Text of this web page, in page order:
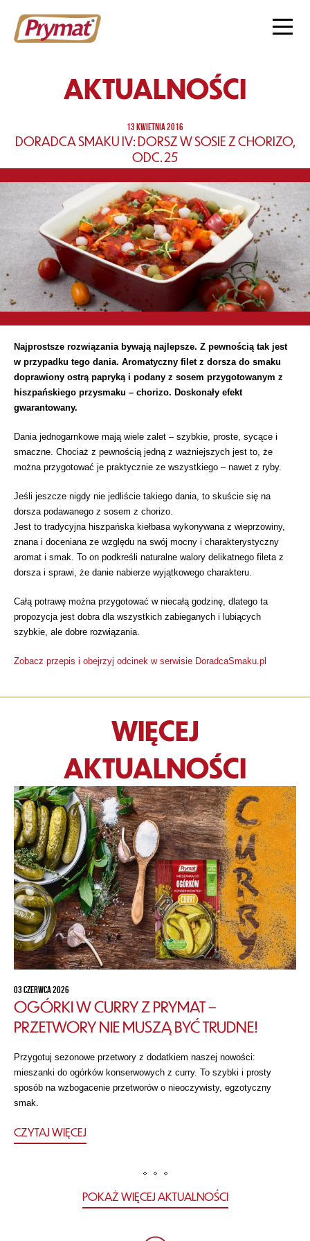
AKTUALNOŚCI
13 KWIETNIA 2016
DORADCA SMAKU IV: DORSZ W SOSIE Z CHORIZO,
ODC. 25
Najprostsze rozwiązania bywają najlepsze. Z pewnością tak jest
w przypadku tego dania. Aromatyczny filet z dorsza do smaku
doprawiony ostrą papryką i podany z sosem przygotowanym z
hiszpańskiego przysmaku – chorizo. Doskonały efekt
gwarantowany.
Dania jednogarnkowe mają wiele zalet – szybkie, proste, sycące i
smaczne. Chociaż z pewnością jedną z ważniejszych jest to, że
można przygotować je praktycznie ze wszystkiego – nawet z ryby.
Jeśli jeszcze nigdy nie jedliście takiego dania, to skuście się na
dorsza podawanego z sosem z chorizo.
Jest to tradycyjna hiszpańska kiełbasa wykonywana z wieprzowiny,
znana i doceniana ze względu na swój mocny i charakterystyczny
aromat i smak. To on podkreśli naturalne walory delikatnego fileta z
dorsza i sprawi, że danie nabierze wyjątkowego charakteru.
Całą potrawę można przygotować w niecałą godzinę, dlatego ta
propozycja jest dobra dla wszystkich zabieganych i lubiących
szybkie, ale dobre rozwiązania.
Zobacz przepis i obejrzyj odcinek w serwisie DoradcaSmaku.pl
WIĘCEJ
AKTUALNOŚCI
03 CZERWCA 2026
OGÓRKI W CURRY Z PRYMAT –
PRZETWORY NIE MUSZĄ BYĆ TRUDNE!
Przygotuj sezonowe przetwory z dodatkiem naszej nowości:
mieszanki do ogórków konserwowych z curry. To szybki i prosty
sposób na wzbogacenie przetworów o nieoczywisty, egzotyczny
smak.
CZYTAJ WIĘCEJ
POKAŻ WIĘCEJ AKTUALNOŚCI